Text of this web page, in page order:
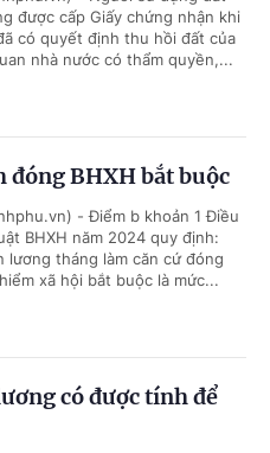
được cấp Giấy chứng nhận khi
có quyết định thu hồi đất của
nhà nước có thẩm quyền,...
BHXH bắt buộc
- Điểm b khoản 1 Điều
BHXH năm 2024 quy định:
lương tháng làm căn cứ đóng
xã hội bắt buộc là mức...
có được tính để